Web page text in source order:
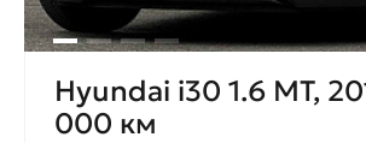
Hyundai i30 1.6 MT,
000 км